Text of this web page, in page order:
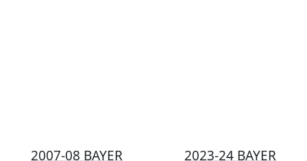
2007-08 BAYER
2023-24 BAYER